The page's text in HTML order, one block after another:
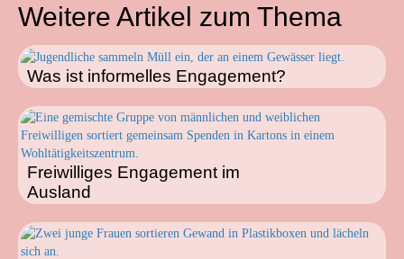
Weitere Artikel zum Thema
Was ist informelles Engagement?
Freiwilliges Engagement im
Ausland